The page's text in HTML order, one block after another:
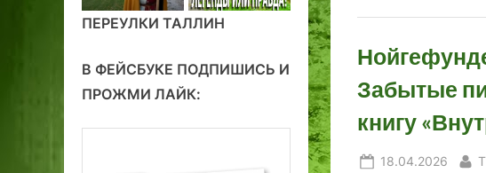
Забытые
книгу
Posted
18.04.2026
ПЕРЕУЛКИ ТАЛЛИН
В ФЕЙСБУКЕ ПОДПИШИСЬ И
ПРОЖМИ ЛАЙК: